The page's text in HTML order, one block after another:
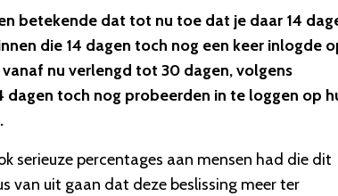
betekende dat tot nu toe dat je daar 14
die 14 dagen toch nog een keer inlogde
nu verlengd tot 30 dagen, volgens
toch nog probeerden in te loggen op
.
serieuze percentages aan mensen had die dit
van uit gaan dat deze beslissing meer ter